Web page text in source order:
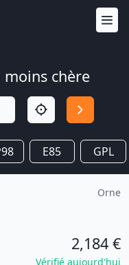
chère
E85 GPL
Orne
2,184 €
Vérifié aujourd'hui